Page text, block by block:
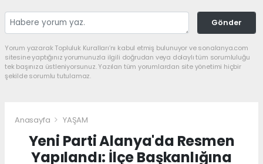
Gönder
Yorum yazarak Topluluk Kuralları’nı kabul etmiş bulunuyor ve sonalanya.com
sitesine yaptığınız yorumunuzla ilgili doğrudan veya dolaylı tüm sorumluluğu
tek başınıza üstleniyorsunuz. Yazılan tüm yorumlardan site yönetimi hiçbir
şekilde sorumlu tutulamaz.
Anasayfa YAŞAM
Yeni Parti Alanya'da Resmen
Yapılandı: İlçe Başkanlığına